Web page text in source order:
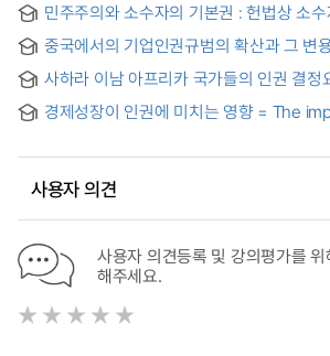
민주주의와 소수자의 기본권 : 헌법상 소
중심으로
중국에서의 기업인권규범의 확산과 그 변
사하라 이남 아프리카 국가들의 인권 결정
경제성장이 인권에 미치는 영향 = The
사용자 의견
사용자 의견등록 및 강의평가를
해주세요.